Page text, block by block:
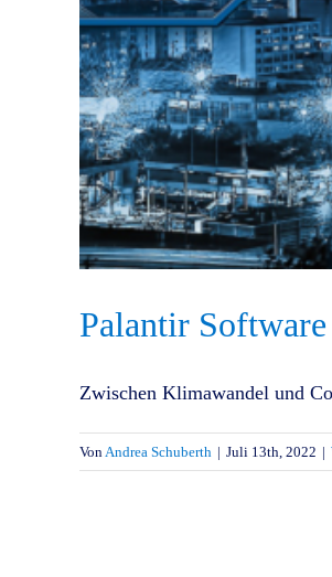
Palantir
Zwischen Klimawandel und
VonAndrea Schuberth | Juli 13th, 2022 |